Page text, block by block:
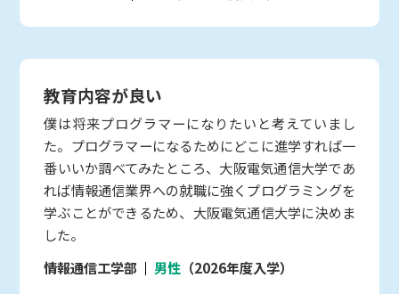
教育内容が良い
僕は将来プログラマーになりたいと考えていまし
た。プログラマーになるためにどこに進学すれば一
番いいか調べてみたところ、大阪電気通信大学であ
れば情報通信業界への就職に強くプログラミングを
学ぶことができるため、大阪電気通信大学に決めま
した。
情報通信工学部
男性 （2026年度入学）